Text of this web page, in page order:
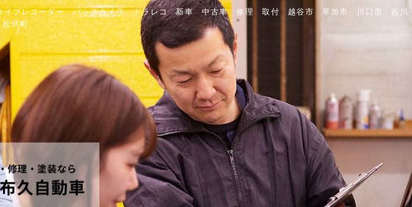
イブレコーダー バックカメラ ドラレコ 新車 中古車 修理 取付 越谷市 草加市 川口市 吉川
伏町